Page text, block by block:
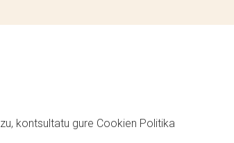
kontsultatu gure Cookien Politika